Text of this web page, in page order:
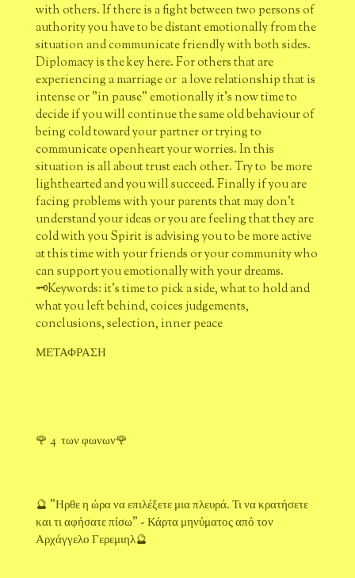
with others. If there is a fight between two persons of
authority you have to be distant emotionally from the
situation and communicate friendly with both sides.
Diplomacy is the key here. For others that are
experiencing a marriage or a love relationship that is
intense or "in pause" emotionally it's now time to
decide if you will continue the same old behaviour of
being cold toward your partner or trying to
communicate openheart your worries. In this
situation is all about trust each other. Try to be more
lighthearted and you will succeed. Finally if you are
facing problems with your parents that may don't
understand your ideas or you are feeling that they are
cold with you Spirit is advising you to be more active
at this time with your friends or your community who
can support you emotionally with your dreams.
🗝Keywords: it's time to pick a side, what to hold and
what you left behind, coices judgements,
conclusions, selection, inner peace
ΜΕΤΑΦΡΑΣΗ
🌹 4 των φωνων🌹
🔮 "Ηρθε η ώρα να επιλέξετε μια πλευρά. Τι να κρατήσετε
και τι αφήσατε πίσω" - Κάρτα μηνύματος από τον
Αρχάγγελο Γερεμιηλ🔮